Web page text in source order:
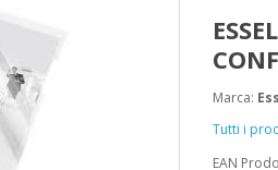
Marca:
Tutti i
EAN